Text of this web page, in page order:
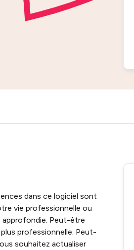
dans ce logiciel sont
vie professionnelle ou
approfondie. Peut-être
professionnelle. Peut-
souhaitez actualiser